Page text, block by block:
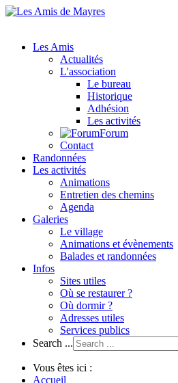
Les Amis
Actualités
L'association
Le bureau
Historique
Adhésion
Les activités
Forum
Contact
Randonnées
Les activités
Animations
Entretien des chemins
Agenda
Galeries
Le village
Animations et évènements
Balades et randonnées
Infos
Sites utiles
Où se restaurer ?
Où dormir ?
Adresses utiles
Services publics
Search ...
Vous êtes ici :
Accueil